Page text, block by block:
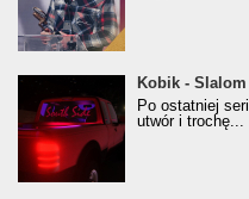
Kobik - Slalom ft. Jan-
[Official Music
Kobik -
Po ostatniej
utwór i trochę...